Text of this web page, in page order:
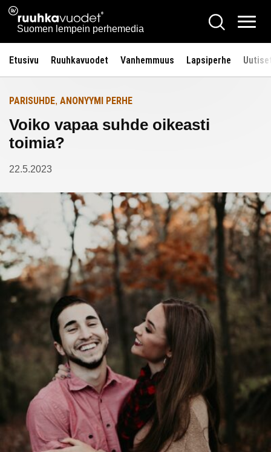
Siirry
sisältöön
Ruuhkavuodet.fi
Suomen lempein perhemedia
Hae
Etusivu Ruuhkavuodet Vanhemmuus Lapsiperhe
Etusivulle
PARISUHDE, ANONYYMI PERHE
Voiko vapaa suhde oikeasti
toimia?
22.5.2023